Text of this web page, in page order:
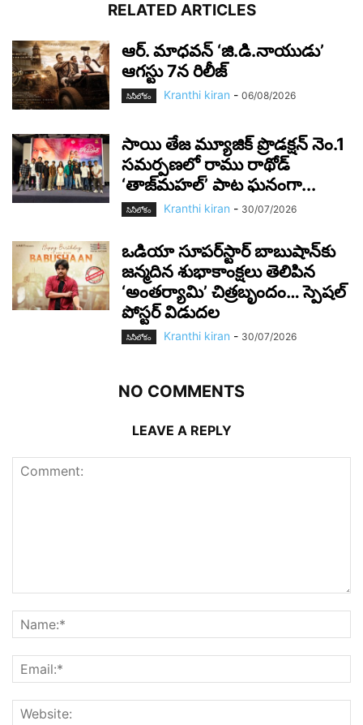
RELATED ARTICLES
ఆర్‌. మాధవన్‌ ‘జి.డి.నాయుడు’
ఆగస్టు 7న రిలీజ్
సినీలోకం Kranthi kiran - 06/08/2026
సాయి తేజ మ్యూజిక్ ప్రొడక్షన్ నెం.1
సమర్పణలో రాము రాథోడ్
‘తాజ్‌మహల్’ పాట ఘనంగా...
సినీలోకం Kranthi kiran - 30/07/2026
ఒడియా సూపర్‌స్టార్ బాబుషాన్‌కు
జన్మదిన శుభాకాంక్షలు తెలిపిన
‘అంతర్యామి’ చిత్రబృందం… స్పెషల్
పోస్టర్ విడుదల
సినీలోకం Kranthi kiran - 30/07/2026
NO COMMENTS
LEAVE A REPLY